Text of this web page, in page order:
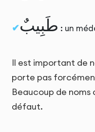
طَبِيبٌ : un
Il est important de
porte pas
Beaucoup de noms
défaut.